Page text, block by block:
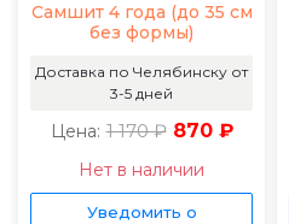
Самшит 4 года (до 35 см
без формы)
Доставка по Челябинску от
3-5 дней
Цена: 1 170 ₽ 870 ₽
Нет в наличии
Уведомить о